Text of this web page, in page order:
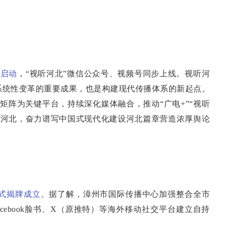
动 ，“视听河北”微信公众号、视频号同步上线。视听河
性变革的重要成果，也是构建现代传播体系的新起点。
阵为关键平台，持续深化媒体融合，推动“广电+”“视听
北，奋力谱写中国式现代化建设河北篇章营造浓厚舆论
揭牌成立。据了解，漳州市国际传播中心加强整合全市
脸书、X（原推特）等海外移动社交平台建立自持